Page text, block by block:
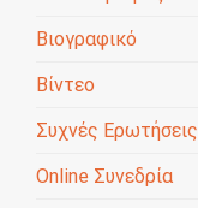
Βιογραφικό
Βίντεο
Συχνές Ερωτήσεις
Online Συνεδρία